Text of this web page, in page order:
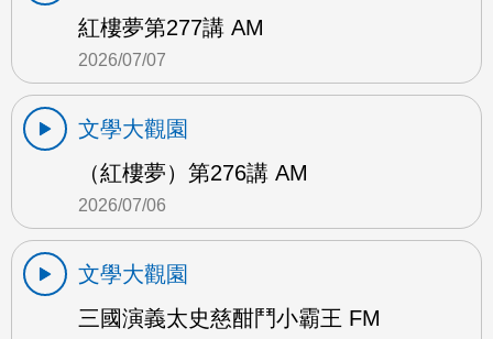
紅樓夢第277講 AM
2026/07/07
文學大觀園
（紅樓夢）第276講 AM
2026/07/06
文學大觀園
三國演義太史慈酣鬥小霸王 FM